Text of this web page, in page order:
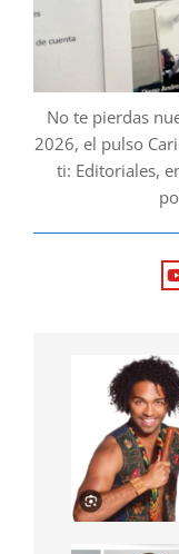
No te pierdas
2026, el pulso
ti: Editoriales,